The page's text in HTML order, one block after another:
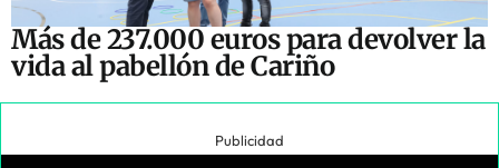
Más de 237.000 euros para devolver la
vida al pabellón de Cariño
Publicidad